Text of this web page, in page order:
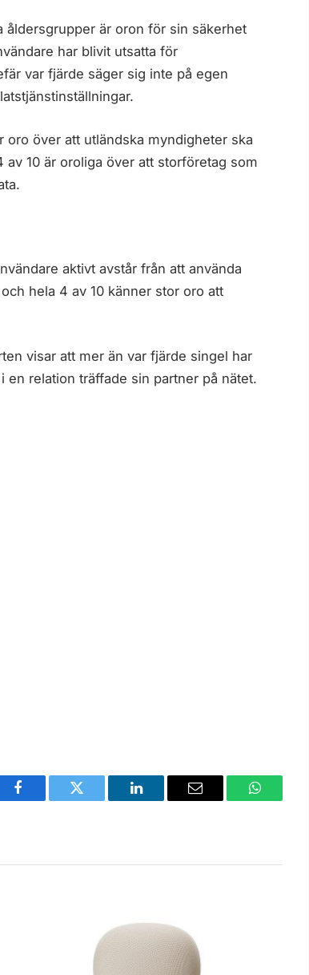
åldersgrupper är oron för sin säkerhet
har blivit utsatta för
var fjärde säger sig inte på egen
oro över att utländska myndigheter ska
10 är oroliga över att storföretag som
aktivt avstår från att använda
hela 4 av 10 känner stor oro att
visar att mer än var fjärde singel har
relation träffade sin partner på nätet.
Facebook Twitter LinkedIn Email WhatsApp